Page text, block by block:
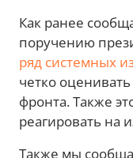
Как ранее
поручению
ряд системных
четко
фронта. Также
реагировать на
Также мы